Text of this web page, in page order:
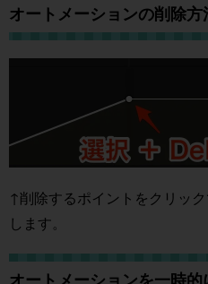
オートメーションの削除方
↑削除するポイントをクリッ
します。
オートメーションを一時